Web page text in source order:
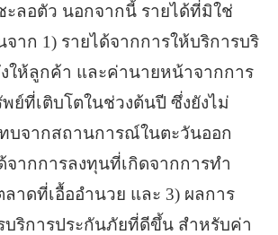
ะลอตัว นอกจากนี้ รายได้ที่มิใช่
จาก 1) รายได้จากการให้บริการบริ
ให้ลูกค้า และค่านายหน้าจากการ
ย์ที่เติบโตในช่วงต้นปี ซึ่งยังไม่
บจากสถานการณ์ในตะวันออก
จากการลงทุนที่เกิดจากการทำ
ลาดที่เอื้ออำนวย และ 3) ผลการ
บริการประกันภัยที่ดีขึ้น สำหรับค่า